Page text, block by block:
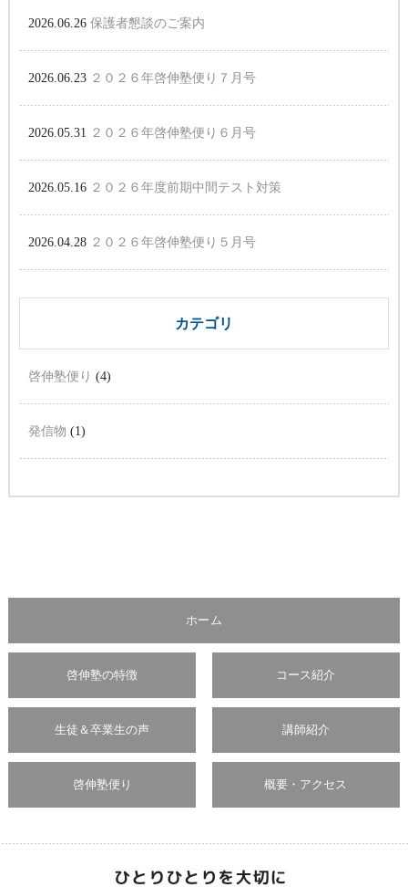
2026.06.26 保護者懇談のご案内
2026.06.23 ２０２６年啓伸塾便り７月号
2026.05.31 ２０２６年啓伸塾便り６月号
2026.05.16 ２０２６年度前期中間テスト対策
2026.04.28 ２０２６年啓伸塾便り５月号
カテゴリ
啓伸塾便り (4)
発信物 (1)
ホーム
啓伸塾の特徴 コース紹介
生徒＆卒業生の声 講師紹介
啓伸塾便り 概要・アクセス